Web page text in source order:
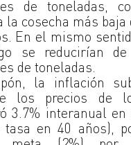
de toneladas,
la cosecha más
En el mismo
se reducirían
de toneladas.
la inflación
los precios de
3.7% interanual en
tasa en 40 años),